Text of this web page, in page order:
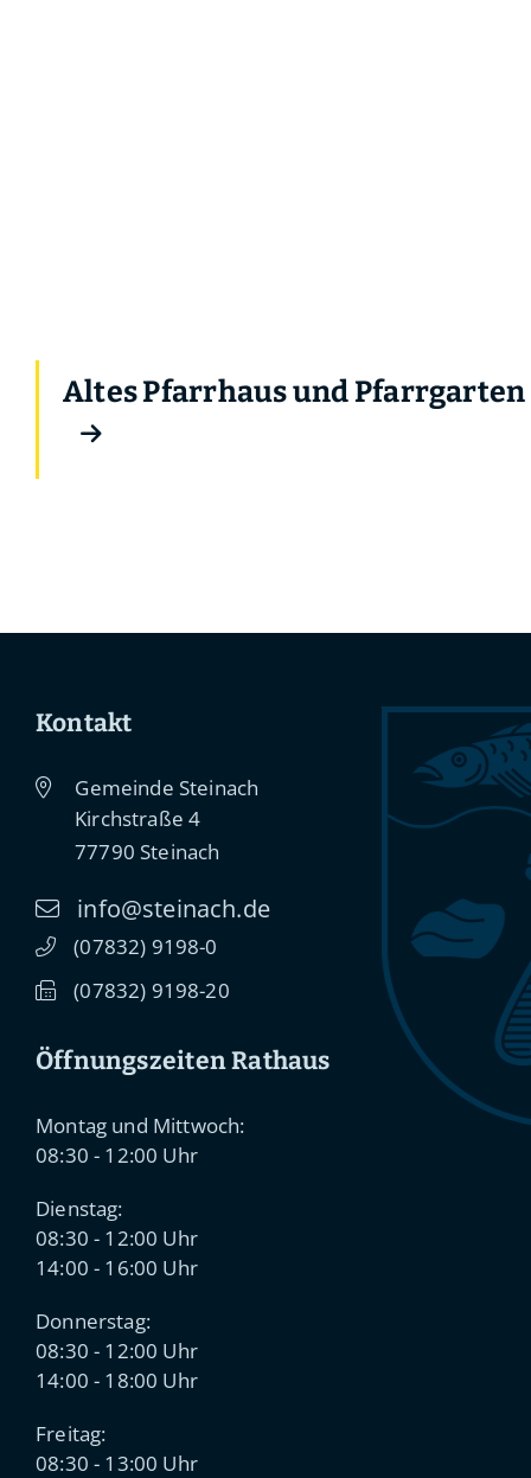
Altes Pfarrhaus und Pfarrgarten
Kontakt
Gemeinde Steinach
Kirchstraße 4
77790 Steinach
info@steinach.de
(07832) 91 98-0
(07832) 91 98-20
Öffnungszeiten Rathaus
Montag und Mittwoch:
08:30 - 12:00 Uhr
Dienstag:
08:30 - 12:00 Uhr
14:00 - 16:00 Uhr
Donnerstag:
08:30 - 12:00 Uhr
14:00 - 18:00 Uhr
Freitag:
08:30 - 13:00 Uhr